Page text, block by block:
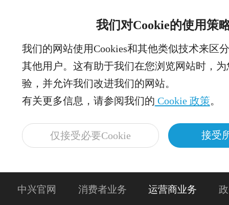
我们对Cookie的使用策
我们的网站使用Cookies和其他类似技术来区
其他用户。这有助于我们在您浏览网站时，
验，并允许我们改进我们的网站。
有关更多信息，请参阅我们的 Cookie 政策。
仅接受必要Cookie 接受
中兴官网 消费者业务 运营商业务